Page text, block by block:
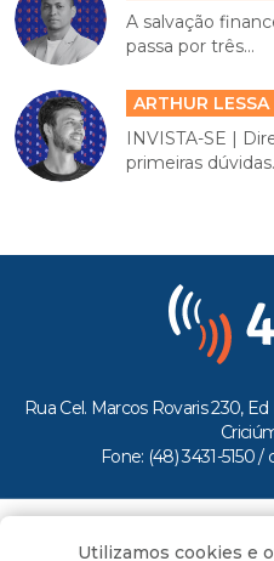
A salvação
passa por três...
ARTHUR LESSA
INVISTA-SE |
primeiras
Rua Cel. Marcos Rovaris 230,
Fone: (48) 3431-5150 /
Todos os direitos
Utilizamos cookies e